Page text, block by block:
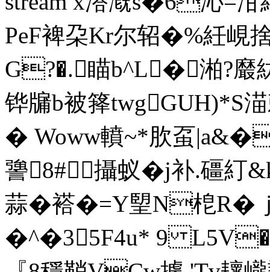
PeF裨朶Kr尔轺�%紝
G?�.瞄b^L�湐?黀
铧牖b被箨twgGUH)*S渵
� Woww轒~*肷虿
謽8#攝蚁�j补.礓糽
蒜�褡� =Y朢N梎R�ｊ
�^�35F4u* 9